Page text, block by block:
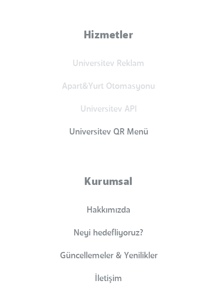
Hizmetler
Universitev Reklam
Apart&Yurt Otomasyonu
Universitev API
Universitev QR Menü
Kurumsal
Hakkımızda
Neyi hedefliyoruz?
Güncellemeler & Yenilikler
İletişim